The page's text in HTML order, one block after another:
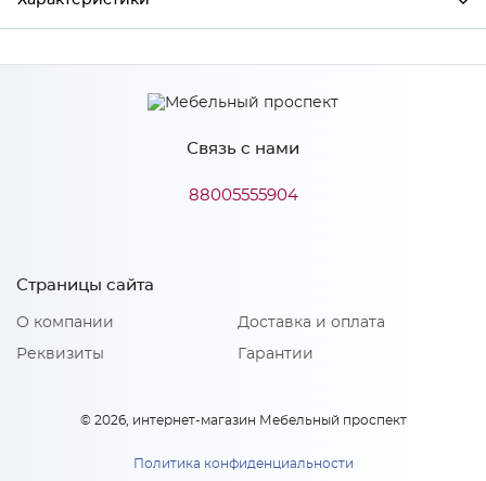
Производитель МиФ
Связь с нами
88005555904
Страницы сайта
О компании
Реквизиты
Доставка и оплата
Гарантии
© 2026, интернет-магазин Мебельный проспект
Политика конфиденциальности